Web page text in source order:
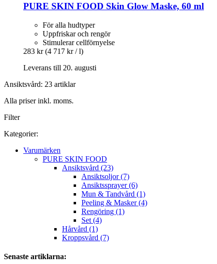
PURE SKIN FOOD Skin Glow Maske, 60 ml
För alla hudtyper
Uppfriskar och rengör
Stimulerar cellförnyelse
283 kr (4 717 kr / l)
Leverans till 20. augusti
Ansiktsvård: 23 artiklar
Alla priser inkl. moms.
Filter
Kategorier:
Varumärken
PURE SKIN FOOD
Ansiktsvård (23)
Ansiktsoljor (7)
Ansiktssprayer (6)
Mun & Tandvård (1)
Peeling & Masker (4)
Rengöring (1)
Set (4)
Hårvård (1)
Kroppsvård (7)
Senaste artiklarna: